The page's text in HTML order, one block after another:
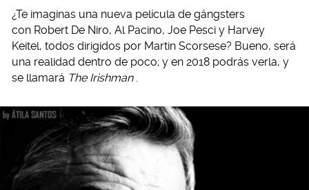
¿Te imaginas una nueva película de gángsters
con Robert De Niro, Al Pacino, Joe Pesci y Harvey
Keitel, todos dirigidos por Martin Scorsese? Bueno, será
una realidad dentro de poco; y en 2018 podrás verla, y
se llamará The Irishman .